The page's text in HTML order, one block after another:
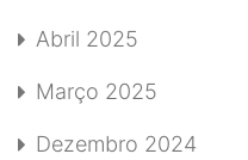
Abril 2025
Março 2025
Dezembro 2024